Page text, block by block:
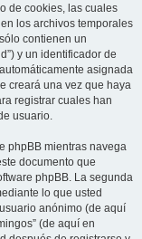
de cookies, las cuales
los archivos temporales
contienen un
y un identificador de
asignada
creará una vez que haya
registrar cuales han
usuario.
phpBB mientras navega
documento que
phpBB. La segunda
lo que usted
anónimo (de aquí
(de aquí en